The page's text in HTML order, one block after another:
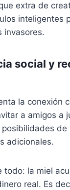
extra de
inteligentes
invasores.
social y
la conexión
a amigos a
de
adicionales.
todo: la miel
real. Es